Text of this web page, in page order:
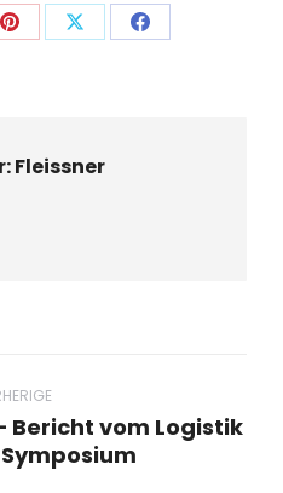
Auf
Auf
Auf
Fleissner
Vorheriger
Beitrag:
Bericht vom Logistik